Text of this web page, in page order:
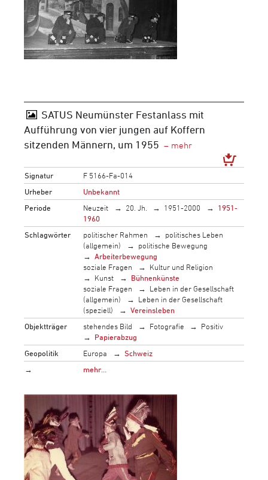
SATUS Neumünster Festanlass mit
Aufführung von vier jungen auf Koffern
sitzenden Männern, um 1955
Signatur
F 5166-Fa-014
Urheber
Unbekannt
Periode
Neuzeit 20. Jh. 1951-2000
1951-
1960
Schlagwörter
politischer Rahmen
politisches Leben
(allgemein)
politische Bewegung
Arbeiterbewegung
soziale Fragen
Kultur und Religion
Kunst
Bühnenkünste
soziale Fragen
Leben in der Gesellschaft
(allgemein)
Leben in der Gesellschaft
(speziell)
Vereinsleben
Objektträger
stehendes Bild Fotografie
Positiv
Papierabzug
Geopolitik
Europa
Schweiz
→
mehr…